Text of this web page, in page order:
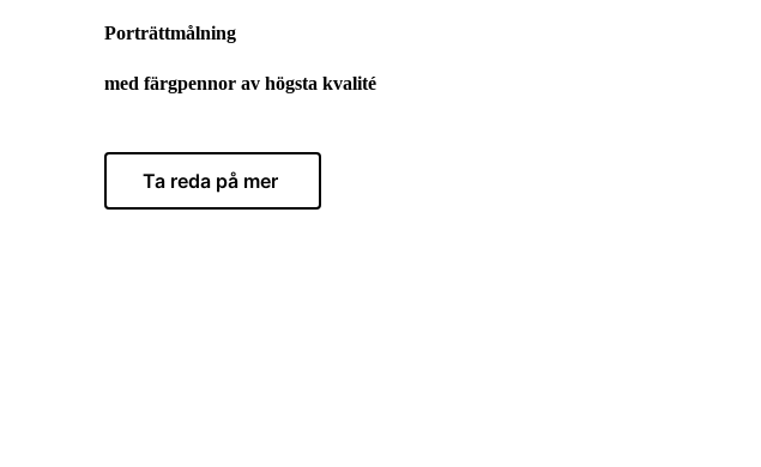
Porträttmålning
med färgpennor av högsta kvalité
Ta reda på mer